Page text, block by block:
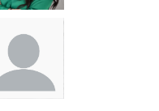
Др Марија
Ђорић